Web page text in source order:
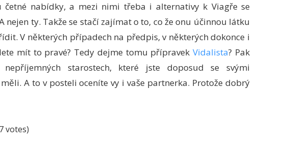
četné nabídky, a mezi nimi třeba i alternativy k Viagře se
nejen ty. Takže se stačí zajímat o to, co že onu účinnou látku
V některých případech na předpis, v některých dokonce i
mít to pravé? Tedy dejme tomu přípravekVidalista? Pak
starostech, které jste doposud se svými
A to v posteli oceníte vy i vaše partnerka. Protože dobrý
votes)